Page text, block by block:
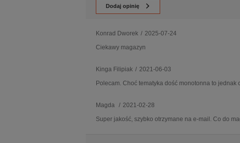
Dodaj opinię
Konrad Dworek / 2025-07-24
Ciekawy magazyn
Kinga Filipiak / 2021-06-03
Polecam. Choć tematyka dość monotonna to
Magda / 2021-02-28
Super jakość, szybko otrzymane na e-mail. Co do